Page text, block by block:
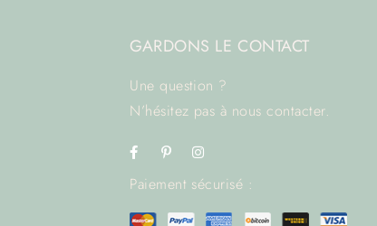
GARDONS LE CONTACT
Une question ?
N’hésitez pas à nous contacter.
Paiement sécurisé :